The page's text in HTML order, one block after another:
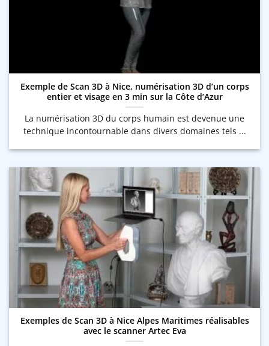
Exemple de Scan 3D à Nice, numérisation 3D d’un corps
entier et visage en 3 min sur la Côte d’Azur
La numérisation 3D du corps humain est devenue une
technique incontournable dans divers domaines tels ...
Exemples de Scan 3D à Nice Alpes Maritimes réalisables
avec le scanner Artec Eva